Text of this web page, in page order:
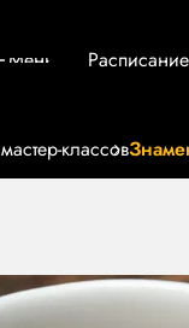
Меню Расписание
классов